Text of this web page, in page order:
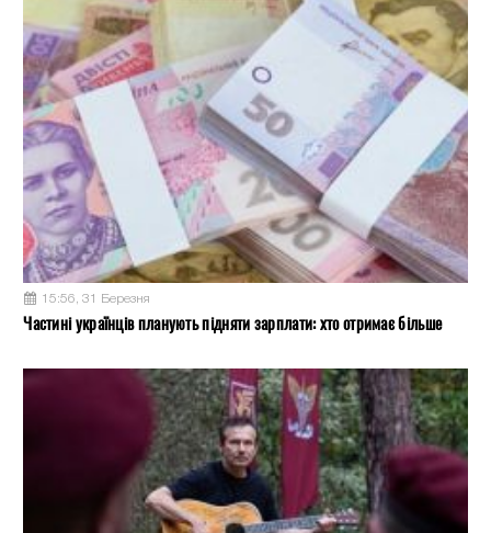
15:56, 31 Березня
Частині українців планують підняти зарплати: хто отримає більше